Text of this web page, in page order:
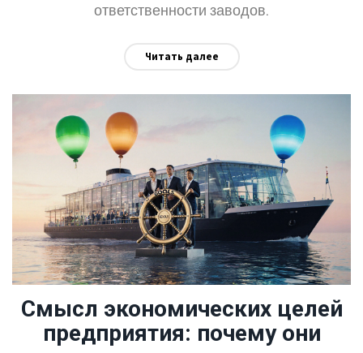
ответственности заводов.
Читать далее
Смысл экономических целей
предприятия: почему они